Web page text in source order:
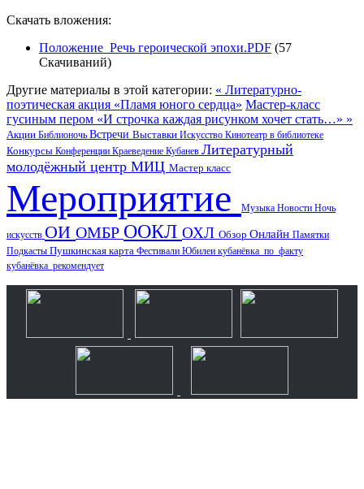
Скачать вложения:
Положение_Речь героической эпохи.PDF (57
Скачиваний)
Другие материалы в этой категории: « Литературно-
поэтическая акция «Пламя юного сердца» Мастер-класс
гусиным пером «И строчка каждая рисунком хочет стать…» »
Акции Библионочь Встречи Выставки Искусство Кинотеатр в библиотеке
Конкурсы Конференции Краеведение Кубанев Литературный
молодёжный центр МИЦ Мастер класс
Мероприятие Музыка Новости Ночь
искусств ОИ ОМБР ООКЛ ОХЛ Обзор Онлайн Памятки
Подкасты Пушкинская карта Фестивали Юбилеи кубанёвка_по_факту
кубанёвка_рекомендует